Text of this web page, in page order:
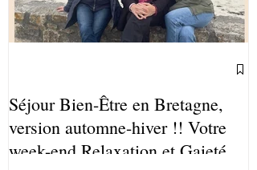
Séjour Bien-Être en Bretagne,
version automne-hiver !! Votre
week-end Relaxation et Gaieté